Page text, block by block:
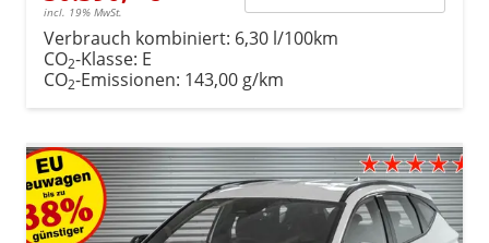
incl. 19% MwSt.
Verbrauch kombiniert: 6,30 l/100km
CO2-Klasse: E
CO2-Emissionen: 143,00 g/km